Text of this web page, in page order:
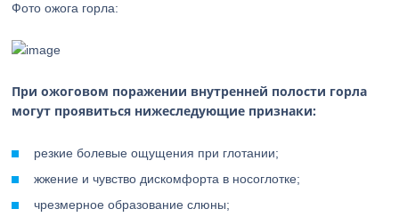
Фото ожога горла:
При ожоговом поражении внутренней полости горла
могут проявиться нижеследующие признаки:
резкие болевые ощущения при глотании;
жжение и чувство дискомфорта в носоглотке;
чрезмерное образование слюны;